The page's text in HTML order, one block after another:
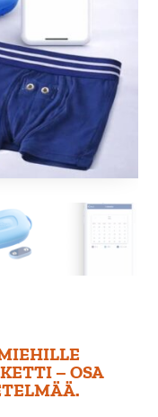
– OSA